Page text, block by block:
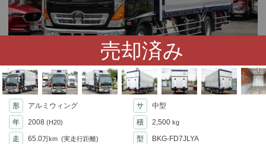
売却済み
形 アルミウィング サ
中型
年
2008 (H20) 積 2,500 kg
走 65.0万km (実走行距離) 型
BKG-FD7JLYA